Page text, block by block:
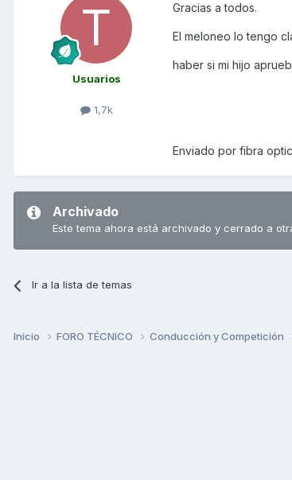
Usuarios
1,7k
Gracias a todos.
El meloneo lo tengo
haber si mi hijo
Enviado por fibra
Archivado
Este tema ahora está archivado y cerrado a
Ir a la lista de temas
Inicio FORO TÉCNICO Conducción y Competición